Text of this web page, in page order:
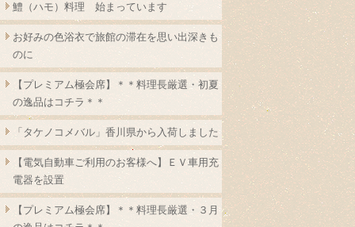
鱧（ハモ）料理 始まっています
お好みの色浴衣で旅館の滞在を思い出深きも
のに
【プレミアム極会席】＊＊料理長厳選・初夏
の逸品はコチラ＊＊
「タケノコメバル」香川県から入荷しました
【電気自動車ご利用のお客様へ】ＥＶ車用充
電器を設置
【プレミアム極会席】＊＊料理長厳選・３月